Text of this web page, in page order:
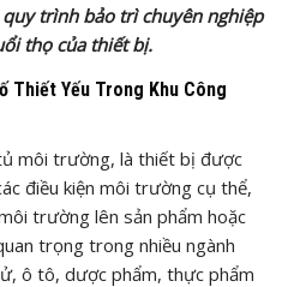
trình bảo trì chuyên nghiệp
thọ của thiết bị.
Thiết Yếu Trong Khu Công
môi trường, là thiết bị được
điều kiện môi trường cụ thể,
trường lên sản phẩm hoặc
trọng trong nhiều ngành
ô tô, dược phẩm, thực phẩm